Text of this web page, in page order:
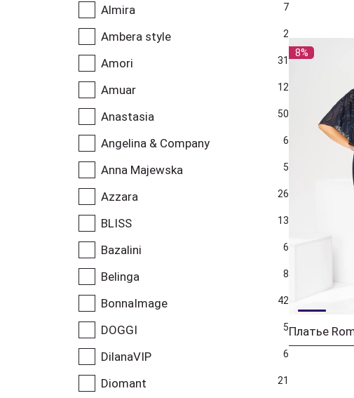
Almira 7
Ambera style 2
Amori 31
Amuar 12
Anastasia 50
Angelina & Company 6
Anna Majewska 5
Azzara 26
BLISS 13
Bazalini 6
Belinga 8
BonnaImage 42
DOGGI 5
DilanaVIP 6
Diomant 21
8%